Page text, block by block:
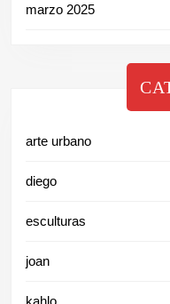
marzo 2025
arte urbano
diego
esculturas
joan
kahlo